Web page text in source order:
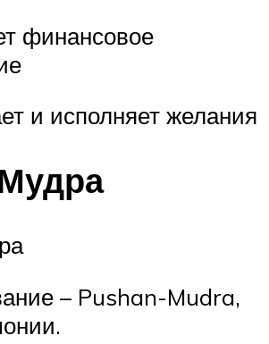
финансовое
и исполняет желания
– Pushan-Mudra,